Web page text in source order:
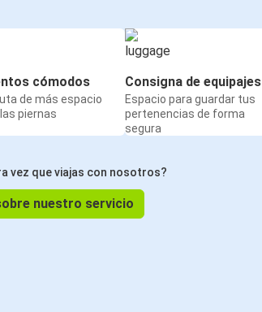
cómodos
de más espacio
piernas
Consigna de equipajes
Espacio para guardar tus
pertenencias de forma
segura
vez que viajas con nosotros?
nuestro servicio